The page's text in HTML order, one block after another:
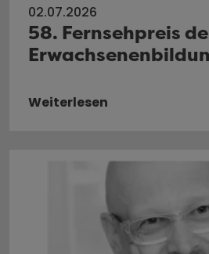
02.07.2026
58. Fernsehpreis
Weiterlesen